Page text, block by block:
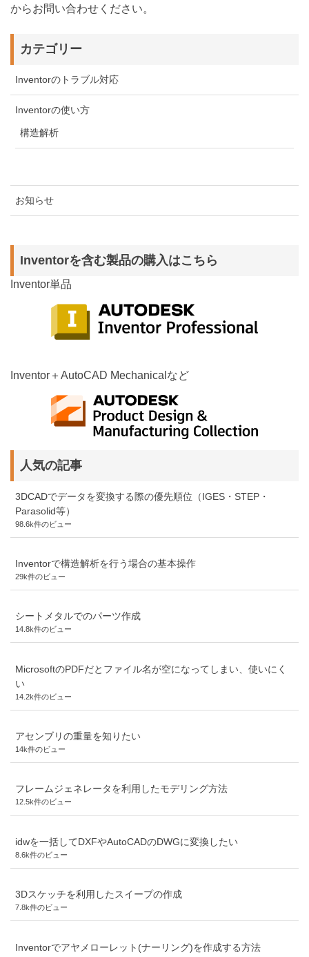
からお問い合わせください。
カテゴリー
Inventorのトラブル対応
Inventorの使い方
構造解析
お知らせ
Inventorを含む製品の購入はこちら
Inventor単品
Inventor＋AutoCAD Mechanicalなど
人気の記事
3DCADでデータを変換する際の優先順位（IGES・STEP・
Parasolid等）
98.6k件のビュー
Inventorで構造解析を行う場合の基本操作
29k件のビュー
シートメタルでのパーツ作成
14.8k件のビュー
MicrosoftのPDFだとファイル名が空になってしまい、使いにく
い
14.2k件のビュー
アセンブリの重量を知りたい
14k件のビュー
フレームジェネレータを利用したモデリング方法
12.5k件のビュー
idwを一括してDXFやAutoCADのDWGに変換したい
8.6k件のビュー
3Dスケッチを利用したスイープの作成
7.8k件のビュー
Inventorでアヤメローレット(ナーリング)を作成する方法